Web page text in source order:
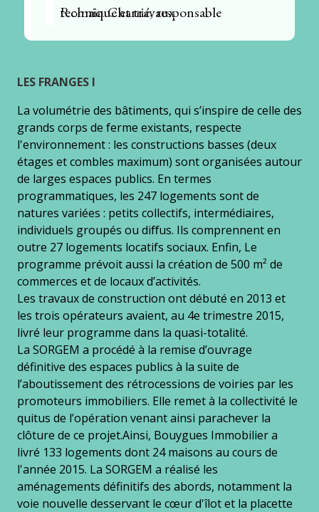
Romain Charrié, responsable technique et travaux
LES FRANGES I
La volumétrie des bâtiments, qui s’inspire de celle des
grands corps de ferme existants, respecte
l'environnement : les constructions basses (deux
étages et combles maximum) sont organisées autour
de larges espaces publics. En termes
programmatiques, les 247 logements sont de
natures variées : petits collectifs, intermédiaires,
individuels groupés ou diﬀus. Ils comprennent en
outre 27 logements locatifs sociaux. Enfin, Le
programme prévoit aussi la création de 500 m² de
commerces et de locaux d’activités.
Les travaux de construction ont débuté en 2013 et
les trois opérateurs avaient, au 4e trimestre 2015,
livré leur programme dans la quasi-totalité.
La SORGEM a procédé à la remise d’ouvrage
définitive des espaces publics à la suite de
l’aboutissement des rétrocessions de voiries par les
promoteurs immobiliers. Elle remet à la collectivité le
quitus de l’opération venant ainsi parachever la
clôture de ce projet.Ainsi, Bouygues Immobilier a
livré 133 logements dont 24 maisons au cours de
l'année 2015. La SORGEM a réalisé les
aménagements définitifs des abords, notamment la
voie nouvelle desservant le cœur d'îlot et la placette